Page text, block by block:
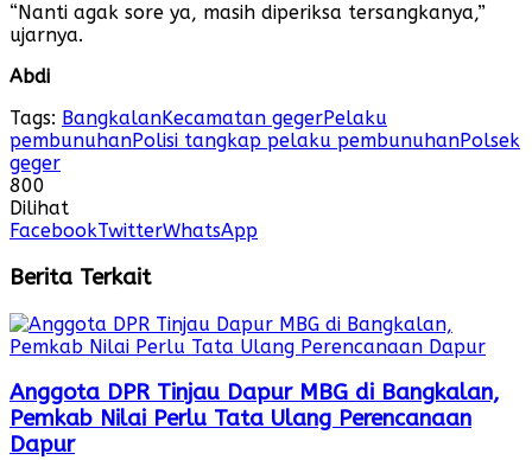
“Nanti agak sore ya, masih diperiksa tersangkanya,”
ujarnya.
Abdi
Tags: BangkalanKecamatan gegerPelaku
pembunuhanPolisi tangkap pelaku pembunuhanPolsek
geger
800
Dilihat
FacebookTwitterWhatsApp
Berita Terkait
Anggota DPR Tinjau Dapur MBG di Bangkalan,
Pemkab Nilai Perlu Tata Ulang Perencanaan
Dapur